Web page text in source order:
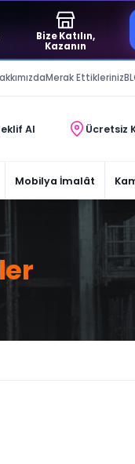
Bize Katılın,
Kazanın
Merak Ettikleriniz
Al Ücretsiz
Mobilya İmalât